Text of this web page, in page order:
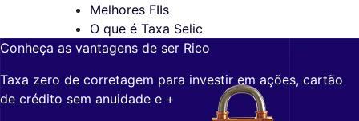
Melhores FIIs
O que é Taxa Selic
Conheça as vantagens de ser Rico
Taxa zero de corretagem para investir em ações, cartão
de crédito sem anuidade e +